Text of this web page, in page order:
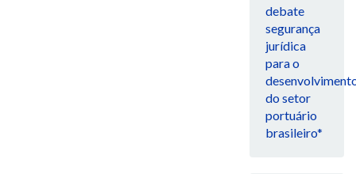
debate
segurança
jurídica
para o
do setor
portuário
brasileiro*